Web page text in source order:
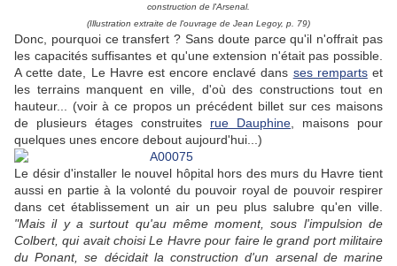
construction de l'Arsenal.
(Illustration extraite de l'ouvrage de Jean Legoy, p. 79)
Donc, pourquoi ce transfert ? Sans doute parce qu'il n'offrait pas
les capacités suffisantes et qu'une extension n'était pas possible.
A cette date, Le Havre est encore enclavé dans ses rempartset
les terrains manquent en ville, d'où des constructions tout en
hauteur... (voir à ce propos un précédent billet sur ces maisons
de plusieurs étages construites rue Dauphine , maisons pour
quelques unes encore debout aujourd'hui...)
Le désir d'installer le nouvel hôpital hors des murs du Havre tient
aussi en partie à la volonté du pouvoir royal de pouvoir respirer
dans cet établissement un air un peu plus salubre qu'en ville.
"Mais il y a surtout qu'au même moment, sous l'impulsion de
Colbert, qui avait choisi Le Havre pour faire le grand port militaire
du Ponant, se décidait la construction d'un arsenal de marine